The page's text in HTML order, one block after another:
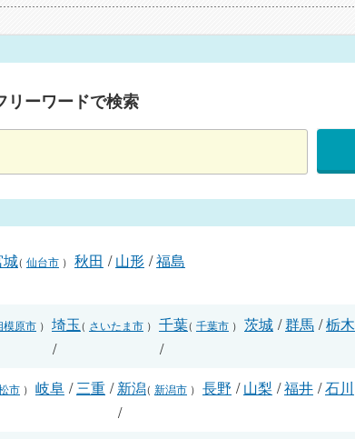
リーワードで検索
城（ 仙台市 ） 秋田 /山形 /福島
模原市 ） 埼玉（ さいたま市 ）
/
千葉（ 千葉市 ）
/
茨城 /群馬 /栃木
市 ） 岐阜 /三重 /新潟（ 新潟市 ）
/
長野 /山梨 /福井 /石川